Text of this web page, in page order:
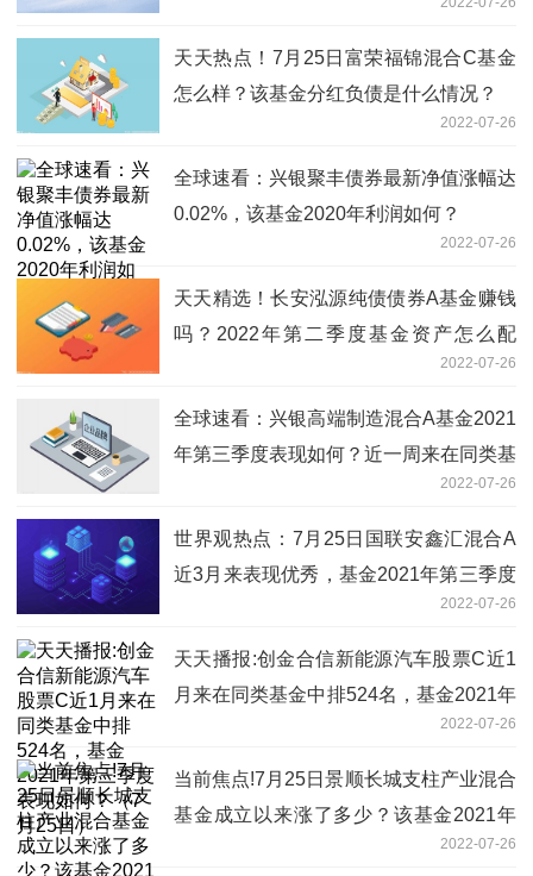
天天热点！7月25日富荣福锦混合C基金
怎么样？该基金分红负债是什么情况？
2022-07-26
全球速看：兴银聚丰债券最新净值涨幅达
0.02%，该基金2020年利润如何？
2022-07-26
天天精选！长安泓源纯债债券A基金赚钱
吗？2022年第二季度基金资产怎么配
2022-07-26
全球速看：兴银高端制造混合A基金2021
年第三季度表现如何？近一周来在同类基
2022-07-26
世界观热点：7月25日国联安鑫汇混合A
近3月来表现优秀，基金2021年第三季度
2022-07-26
天天播报:创金合信新能源汽车股票C近1
月来在同类基金中排524名，基金2021年
第三季度表现如何？（7月25日）2022-07-26
当前焦点!7月25日景顺长城支柱产业混合
基金成立以来涨了多少？该基金2021年
2022-07-26